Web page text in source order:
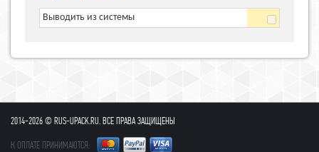
Выводить из системы
2014-2026 © RUS-UPACK.RU. ВСЕ ПРАВА ЗАЩИЩЕНЫ
К ОПЛАТЕ ПРИНИМАЮТСЯ: